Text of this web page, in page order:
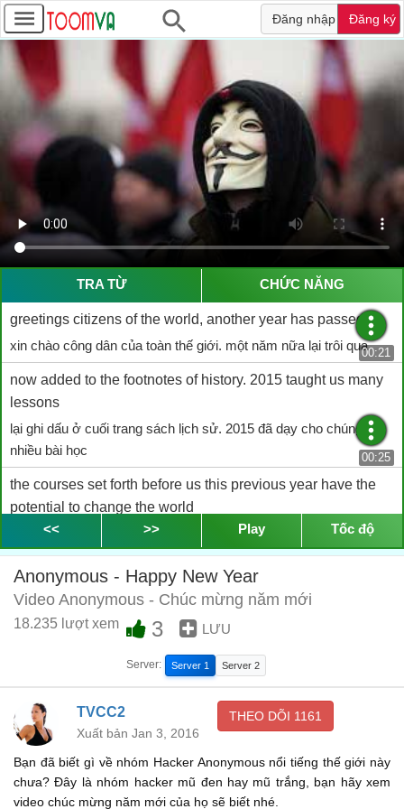
Đăng nhập Đăng ký
TRA TỪ CHỨC NĂNG
greetings citizens of the world, another year has passed
xin chào công dân của toàn thế giới. một năm nữa lại trôi qua00:21
now added to the footnotes of history. 2015 taught us many
lessons
lại ghi dấu ở cuối trang sách lịch sử. 2015 đã dạy cho chúng ta
nhiều bài học
00:25
the courses set forth before us this previous year have the
potential to change the world
đường lối mà chúng ta hành động năm vừa qua có tiềm năng
thay đổi thế giới
2016 is now upon us and with it comes new adventures
2016 đã đến và cùng với nó là nhiều hành trình mới
challenges we face together
chúng ta đã phải đương đầu với nhiều thử thách trong năm nay,
tuy nhiên đó là những thử thách mà chúng ta đương đầu cùng
nhau
though it may be hard for those with their eyes still closed to
see, we've come so far and we're on course as a species to
<< >> Play Tốc độ
Anonymous - Happy New Year
Video Anonymous - Chúc mừng năm mới
18.235 lượt xem 3 LƯU
Server: Server 1 Server 2
TVCC2
Xuất bản Jan 3, 2016
THEO DÕI 1161
Bạn đã biết gì về nhóm Hacker Anonymous nổi tiếng thế giới này
chưa? Đây là nhóm hacker mũ đen hay mũ trắng, bạn hãy xem
video chúc mừng năm mới của họ sẽ biết nhé.